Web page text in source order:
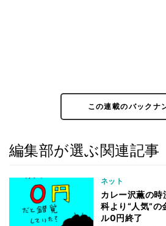
この連載のバックナ
編集部が選ぶ関連記事
ネット
カレー沢薫の
科より“人気”の
ル0円終了